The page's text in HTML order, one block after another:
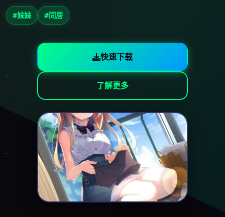
#妹妹 #同居
快速下载
了解更多